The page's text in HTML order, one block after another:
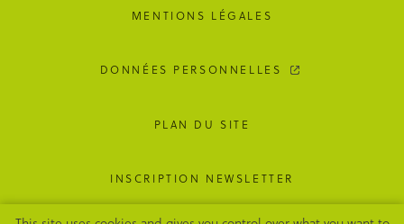
MENTIONS LÉGALES
DONNÉES PERSONNELLES
PLAN DU SITE
INSCRIPTION NEWSLETTER